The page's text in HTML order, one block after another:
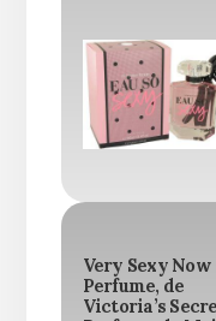
Very Sexy Now
Perfume, de
Victoria’s